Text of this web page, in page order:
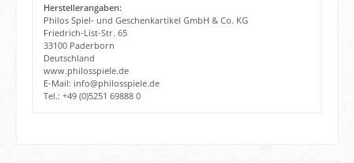
Herstellerangaben:
Philos Spiel- und Geschenkartikel GmbH & Co. KG
Friedrich-List-Str. 65
33100 Paderborn
Deutschland
www.philosspiele.de
E-Mail: info@philosspiele.de
Tel.: +49 (0)5251 69888 0